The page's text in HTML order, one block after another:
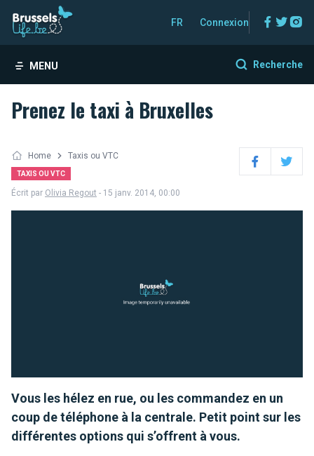
FR Connexion
MENU Recherche
Prenez le taxi à Bruxelles
Home Taxis ou VTC
TAXIS OU VTC FacebookTwitter
Écrit par Olivia Regout - 15 janv. 2014, 00:00
Vous les hélez en rue, ou les commandez en un
coup de téléphone à la centrale. Petit point sur les
différentes options qui s’offrent à vous.